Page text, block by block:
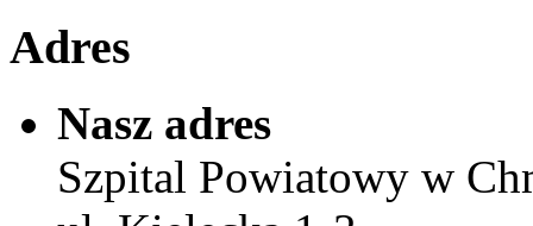
Adres
Nasz adres
Szpital Powiatowy w